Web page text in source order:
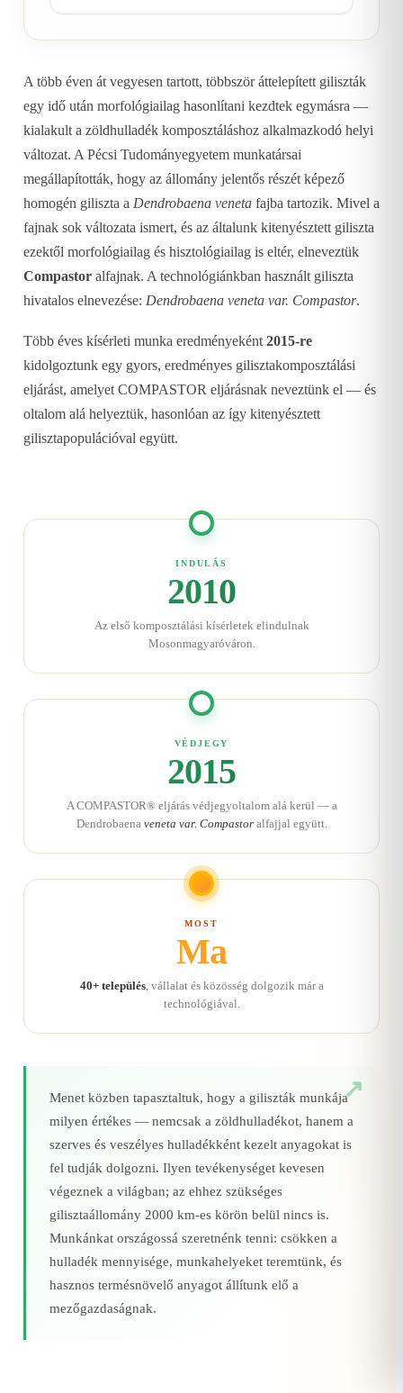
A több éven át vegyesen tartott, többször áttelepített giliszták
egy idő után morfológiailag hasonlítani kezdtek egymásra —
kialakult a zöldhulladék komposztáláshoz alkalmazkodó helyi
változat. A Pécsi Tudományegyetem munkatársai
megállapították, hogy az állomány jelentős részét képező
homogén giliszta a Dendrobaena veneta fajba tartozik. Mivel a
fajnak sok változata ismert, és az általunk kitenyésztett giliszta
ezektől morfológiailag és hisztológiailag is eltér, elneveztük
Compastor alfajnak. A technológiánkban használt giliszta
hivatalos elnevezése: Dendrobaena veneta var. Compastor.
Több éves kísérleti munka eredményeként 2015-re
kidolgoztunk egy gyors, eredményes gilisztakomposztálási
eljárást, amelyet COMPASTOR eljárásnak neveztünk el — és
oltalom alá helyeztük, hasonlóan az így kitenyésztett
gilisztapopulációval együtt.
INDULÁS
2010
Az első komposztálási kísérletek elindulnak
Mosonmagyaróváron.
VÉDJEGY
2015
A COMPASTOR® eljárás védjegyoltalom alá kerül — a
Dendrobaena veneta var. Compastoralfajjal együtt.
MOST
Ma
40+ település, vállalat és közösség dolgozik már a
technológiával.
Menet közben tapasztaltuk, hogy a giliszták munkája
milyen értékes — nemcsak a zöldhulladékot, hanem a
szerves és veszélyes hulladékként kezelt anyagokat is
fel tudják dolgozni. Ilyen tevékenységet kevesen
végeznek a világban; az ehhez szükséges
gilisztaállomány 2000 km‑es körön belül nincs is.
Munkánkat országossá szeretnénk tenni: csökken a
hulladék mennyisége, munkahelyeket teremtünk, és
hasznos termésnövelő anyagot állítunk elő a
mezőgazdaságnak.